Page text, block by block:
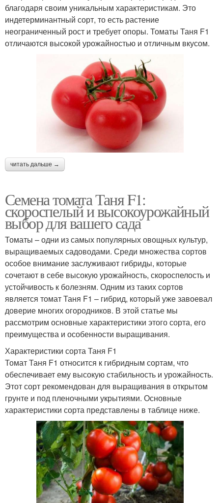
благодаря своим уникальным характеристикам. Это
индетерминантный сорт, то есть растение
неограниченный рост и требует опоры. Томаты Таня F1
отличаются высокой урожайностью и отличным вкусом.
читать дальше →
Семена томата Таня F1:
скороспелый и высокоурожайный
выбор для вашего сада
Томаты – одни из самых популярных овощных культур,
выращиваемых садоводами. Среди множества сортов
особое внимание заслуживают гибриды, которые
сочетают в себе высокую урожайность, скороспелость и
устойчивость к болезням. Одним из таких сортов
является томат Таня F1 – гибрид, который уже завоевал
доверие многих огородников. В этой статье мы
рассмотрим основные характеристики этого сорта, его
преимущества и особенности выращивания.
Характеристики сорта Таня F1
Томат Таня F1 относится к гибридным сортам, что
обеспечивает ему высокую стабильность и урожайность.
Этот сорт рекомендован для выращивания в открытом
грунте и под пленочными укрытиями. Основные
характеристики сорта представлены в таблице ниже.